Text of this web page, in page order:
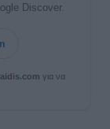
Discover.
is.com για να